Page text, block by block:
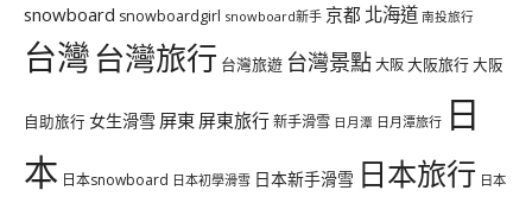
snowboard snowboardgirl snowboard新手 京都 北海道 南投旅行
台灣台灣旅行 台灣旅遊 台灣景點大阪大阪旅行大阪
自助旅行 女生滑雪 屏東 屏東旅行新手滑雪 日月潭 日月潭旅行 日
本 日本snowboard 日本初學滑雪 日本新手滑雪 日本旅行 日本